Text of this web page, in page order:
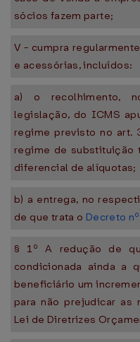
sócios fazem parte;
V - cumpra
e acessórias, incluídos:
a) o recolhimento,
legislação, do ICMS
regime previsto no art.
regime de substituição
diferencial de alíquotas;
b) a entrega, no
de que trata o Decreto
§ 1º A redução de
condicionada ainda a
beneficiário um
para não prejudicar as
Lei de Diretrizes